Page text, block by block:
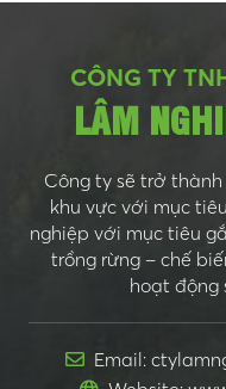
CÔNG TY
LÂM
Công ty sẽ trở
khu vực với mục
nghiệp với mục tiêu
trồng rừng – chế
hoạt động
Email: